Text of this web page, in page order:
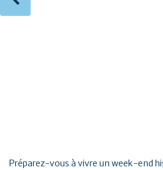
Préparez-vous à vivre un week-end